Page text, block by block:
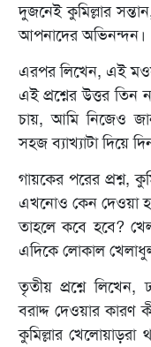
দুজনেই কুমিল্লার
আপনাদের অভিনন্দন।
এরপর লিখেন, এই
এই প্রশ্নের উত্তর
চায়, আমি নিজেও
সহজ ব‍্যাখ‍্যাটা দিয়ে
গায়কের পরের প্রশ্ন,
এখনোও কেন দেওয়া
তাহলে কবে হবে?
এদিকে লোকাল
তৃতীয় প্রশ্নে লিখেন,
বরাদ্দ দেওয়ার কারণ
কুমিল্লার